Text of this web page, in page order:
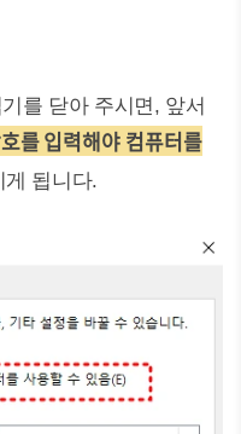
를 닫아 주시면, 앞서
를 입력해야 컴퓨터를
게 됩니다.